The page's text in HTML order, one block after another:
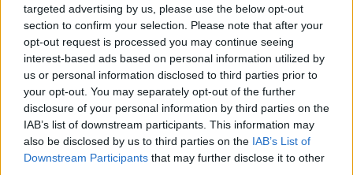
targeted advertising by us, please use the below opt-out
section to confirm your selection. Please note that after your
opt-out request is processed you may continue seeing
interest-based ads based on personal information utilized by
us or personal information disclosed to third parties prior to
your opt-out. You may separately opt-out of the further
disclosure of your personal information by third parties on the
IAB’s list of downstream participants. This information may
also be disclosed by us to third parties on the IAB’s List of
Downstream Participants that may further disclose it to other
Foren ... Archiv Rest ( DT) Schäfchensmilies mal anders...
Mitglieder, denen der Beitrag #244
gefällt
Liebe(r) Forum-Leser/in,
wenn Du in diesem Forum aktiv an den
Gesprächen teilnehmen oder eigene Themen
starten möchtest, musst Du Dich bitte zunächst